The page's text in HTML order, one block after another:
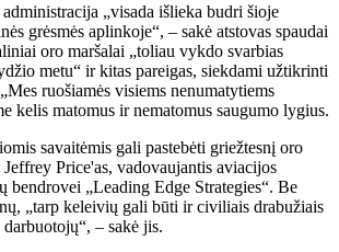
„visada išlieka budri šioje
grėsmės aplinkoje“, – sakė atstovas spaudai
oro maršalai „toliau vykdo svarbias
metu“ ir kitas pareigas, siekdami užtikrinti
ruošiamės visiems nenumatytiems
kelis matomus ir nematomus saugumo lygius.
savaitėmis gali pastebėti griežtesnį oro
Jeffrey Price'as, vadovaujantis aviacijos
bendrovei „Leading Edge Strategies“. Be
„tarp keleivių gali būti ir civiliais drabužiais
– sakė jis.